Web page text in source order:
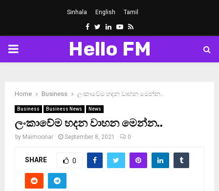
Sinhala English Tamil
Facebook
Twitter
LinkedinYoutube
Rss
PRIMARY
Hello FM
Home Business ලංකාවේම හදන වාහන මෙන්න..
Business Business News News
ලංකාවේම හදන වාහන මෙන්න..
by Maimoonar September 8, 2021 0
SHARE 0